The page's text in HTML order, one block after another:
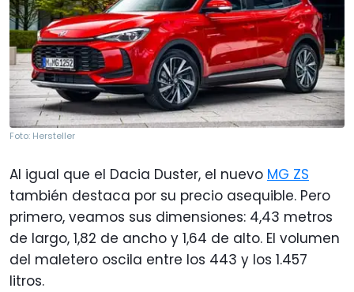
Foto: Hersteller
Al igual que el Dacia Duster, el nuevo MG ZS
también destaca por su precio asequible. Pero
primero, veamos sus dimensiones: 4,43 metros
de largo, 1,82 de ancho y 1,64 de alto. El volumen
del maletero oscila entre los 443 y los 1.457
litros.